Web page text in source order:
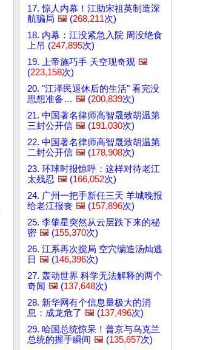
17. 惊人内幕！江助宋祖英制造深
航骗局 🖼️ (268,211次)
18. 内幕：江没紧急入院 周没绝食
上吊 (247,895次)
19. 上帝施巧手 天空现奇观 🖼️
(223,158次)
20. "江泽民退休后的生活" 看完没
思想准备… 🖼️ (200,839次)
21. 中国著名律师高智晟致胡温第
三封公开信 🖼️ (191,030次)
22. 中国著名律师高智晟致胡温第
二封公开信 🖼️ (178,908次)
23. 环球时报惊呼：这样对待老江
太残忍 🖼️ (166,052次)
24. 广州一把手新任三天 羊城晚报
给老江报丧 🖼️ (157,896次)
25. 李肇星突然从云层跌下来的秘
密 🖼️ (155,370次)
26. 江系再次搅局 空穴编造汤灿逃
日 🖼️ (146,396次)
27. 轰动世界 科学无法解释的两个
奇闻 🖼️ (137,648次)
28. 新华网有个信息量极大的消
息：成龙危了 🖼️ (137,496次)
29. 哈国总统惊呆！普京与乌克兰
总统的握手瞬间 🖼️ (135,657次)